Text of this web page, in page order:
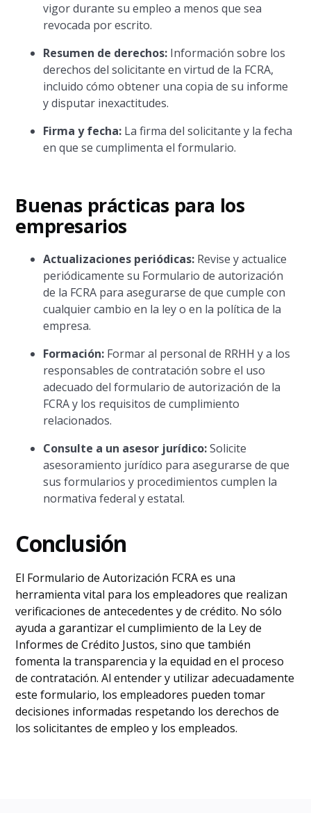
vigor durante su empleo a menos que sea
revocada por escrito.
Resumen de derechos: Información sobre los
derechos del solicitante en virtud de la FCRA,
incluido cómo obtener una copia de su informe
y disputar inexactitudes.
Firma y fecha: La firma del solicitante y la fecha
en que se cumplimenta el formulario.
Buenas prácticas para los
empresarios
Actualizaciones periódicas: Revise y actualice
periódicamente su Formulario de autorización
de la FCRA para asegurarse de que cumple con
cualquier cambio en la ley o en la política de la
empresa.
Formación: Formar al personal de RRHH y a los
responsables de contratación sobre el uso
adecuado del formulario de autorización de la
FCRA y los requisitos de cumplimiento
relacionados.
Consulte a un asesor jurídico:Solicite
asesoramiento jurídico para asegurarse de que
sus formularios y procedimientos cumplen la
normativa federal y estatal.
Conclusión
El Formulario de Autorización FCRA es una
herramienta vital para los empleadores que realizan
verificaciones de antecedentes y de crédito. No sólo
ayuda a garantizar el cumplimiento de la Ley de
Informes de Crédito Justos, sino que también
fomenta la transparencia y la equidad en el proceso
de contratación. Al entender y utilizar adecuadamente
este formulario, los empleadores pueden tomar
decisiones informadas respetando los derechos de
los solicitantes de empleo y los empleados.